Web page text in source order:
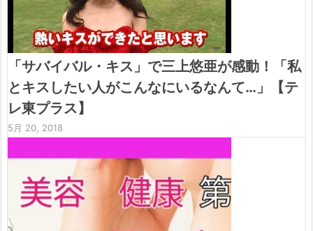
「サバイバル・キス」で三上悠亜が感動！「私
とキスしたい人がこんなにいるなんて…」【テ
レ東プラス】
5月 20, 2018